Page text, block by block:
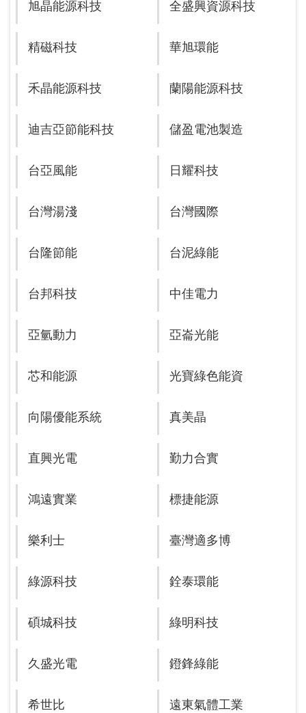
旭晶能源科技 全盛興資源科技
精磁科技 華旭環能
禾晶能源科技 蘭陽能源科技
迪吉亞節能科技 儲盈電池製造
台亞風能 日耀科技
台灣湯淺 台灣國際
台隆節能 台泥綠能
台邦科技 中佳電力
亞氫動力 亞崙光能
芯和能源 光寶綠色能資
向陽優能系統 真美晶
直興光電 勤力合實
鴻遠實業 標捷能源
樂利士 臺灣適多博
綠源科技 銓泰環能
碩城科技 綠明科技
久盛光電 鐙鋒綠能
希世比 遠東氣體工業